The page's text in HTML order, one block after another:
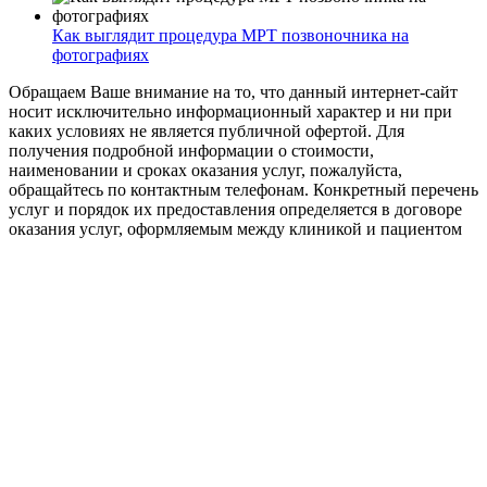
Как выглядит процедура МРТ позвоночника на
фотографиях
Обращаем Ваше внимание на то, что данный интернет-сайт
носит исключительно информационный характер и ни при
каких условиях не является публичной офертой. Для
получения подробной информации о стоимости,
наименовании и сроках оказания услуг, пожалуйста,
обращайтесь по контактным телефонам. Конкретный перечень
услуг и порядок их предоставления определяется в договоре
оказания услуг, оформляемым между клиникой и пациентом